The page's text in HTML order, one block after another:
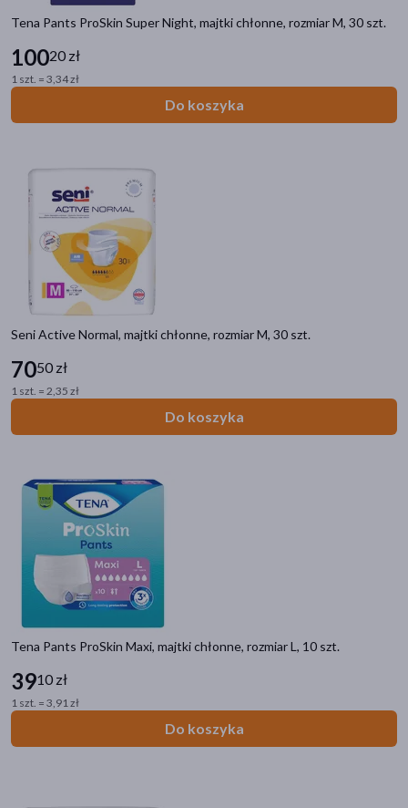
Tena Pants ProSkin Super Night, majtki chłonne, rozmiar M, 30 szt.
10020 zł
1 szt. = 3,34 zł
Do koszyka
Seni Active Normal, majtki chłonne, rozmiar M, 30 szt.
7050 zł
1 szt. = 2,35 zł
Do koszyka
Tena Pants ProSkin Maxi, majtki chłonne, rozmiar L, 10 szt.
3910 zł
1 szt. = 3,91 zł
Do koszyka
TENA TENA Men Pants Plus(8)
pokaż więcej